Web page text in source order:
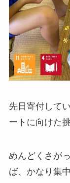
先日寄付して
ートに向けた
めんどくさが
ば、かなり集